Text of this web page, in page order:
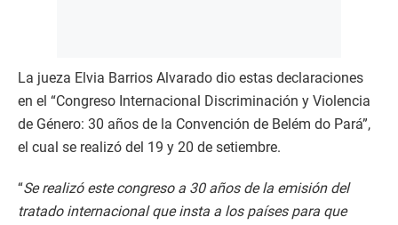
La jueza Elvia Barrios Alvarado dio estas declaraciones
en el “Congreso Internacional Discriminación y Violencia
de Género: 30 años de la Convención de Belém do Pará”,
el cual se realizó del 19 y 20 de setiembre.
“Se realizó este congreso a 30 años de la emisión del
tratado internacional que insta a los países para que